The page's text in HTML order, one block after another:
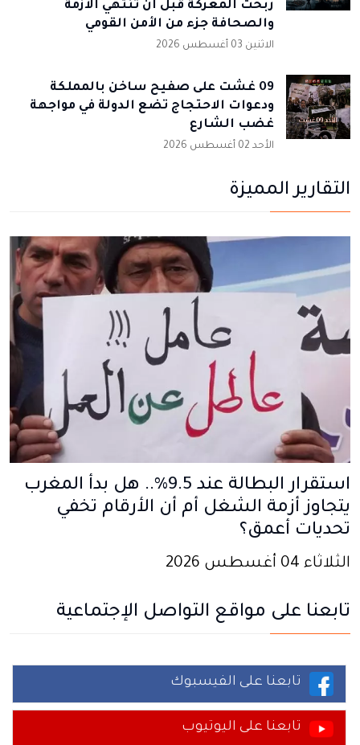
ربحت المعركة قبل أن تنتهي الأزمة
والصحافة جزء من الأمن القومي
الاثنين 03 أغسطس 2026
09 غشت على صفيح ساخن بالمملكة
ودعوات الاحتجاج تضع الدولة في مواجهة
غضب الشارع
الأحد 02 أغسطس 2026
التقارير المميزة
استقرار البطالة عند 9.5%.. هل بدأ المغرب
يتجاوز أزمة الشغل أم أن الأرقام تخفي
تحديات أعمق؟
الثلاثاء 04 أغسطس 2026
تابعنا على مواقع التواصل الإجتماعية
تابعنا على الفيسبوك
تابعنا على اليوتيوب